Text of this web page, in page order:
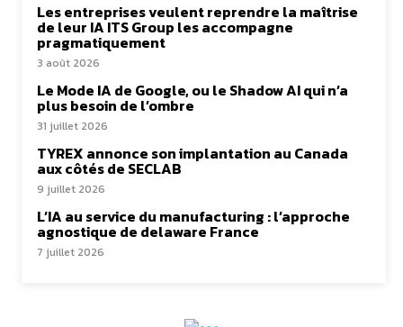
Les entreprises veulent reprendre la maîtrise
de leur IA ITS Group les accompagne
pragmatiquement
3 août 2026
Le Mode IA de Google, ou le Shadow AI qui n’a
plus besoin de l’ombre
31 juillet 2026
TYREX annonce son implantation au Canada
aux côtés de SECLAB
9 juillet 2026
L’IA au service du manufacturing : l’approche
agnostique de delaware France
7 juillet 2026